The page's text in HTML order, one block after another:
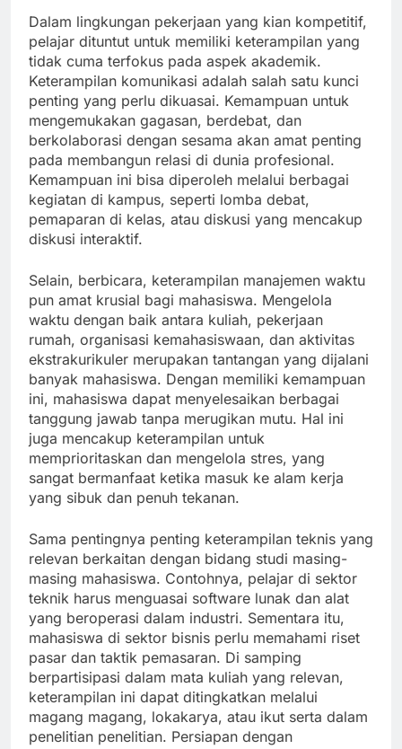
Dalam lingkungan pekerjaan yang kian kompetitif,
pelajar dituntut untuk memiliki keterampilan yang
tidak cuma terfokus pada aspek akademik.
Keterampilan komunikasi adalah salah satu kunci
penting yang perlu dikuasai. Kemampuan untuk
mengemukakan gagasan, berdebat, dan
berkolaborasi dengan sesama akan amat penting
pada membangun relasi di dunia profesional.
Kemampuan ini bisa diperoleh melalui berbagai
kegiatan di kampus, seperti lomba debat,
pemaparan di kelas, atau diskusi yang mencakup
diskusi interaktif.
Selain, berbicara, keterampilan manajemen waktu
pun amat krusial bagi mahasiswa. Mengelola
waktu dengan baik antara kuliah, pekerjaan
rumah, organisasi kemahasiswaan, dan aktivitas
ekstrakurikuler merupakan tantangan yang dijalani
banyak mahasiswa. Dengan memiliki kemampuan
ini, mahasiswa dapat menyelesaikan berbagai
tanggung jawab tanpa merugikan mutu. Hal ini
juga mencakup keterampilan untuk
memprioritaskan dan mengelola stres, yang
sangat bermanfaat ketika masuk ke alam kerja
yang sibuk dan penuh tekanan.
Sama pentingnya penting keterampilan teknis yang
relevan berkaitan dengan bidang studi masing-
masing mahasiswa. Contohnya, pelajar di sektor
teknik harus menguasai software lunak dan alat
yang beroperasi dalam industri. Sementara itu,
mahasiswa di sektor bisnis perlu memahami riset
pasar dan taktik pemasaran. Di samping
berpartisipasi dalam mata kuliah yang relevan,
keterampilan ini dapat ditingkatkan melalui
magang magang, lokakarya, atau ikut serta dalam
penelitian penelitian. Persiapan dengan